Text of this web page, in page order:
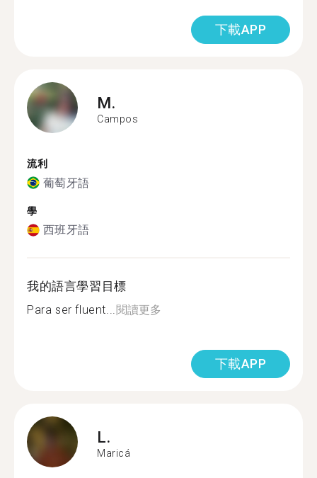
下載APP
M.
Campos
流利
葡萄牙語
學
西班牙語
我的語言學習目標
Para ser fluent...閱讀更多
下載APP
L.
Maricá